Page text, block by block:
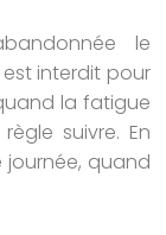
le
interdit pour
la fatigue
suivre. En
journée, quand